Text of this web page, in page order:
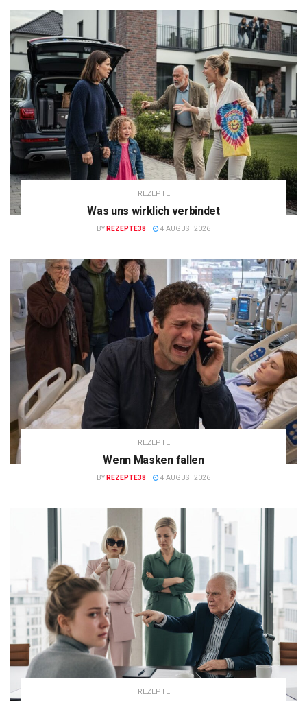
REZEPTE
Was uns wirklich verbindet
BY REZEPTE38 4 AUGUST 2026
REZEPTE
Wenn Masken fallen
BY REZEPTE38 4 AUGUST 2026
REZEPTE